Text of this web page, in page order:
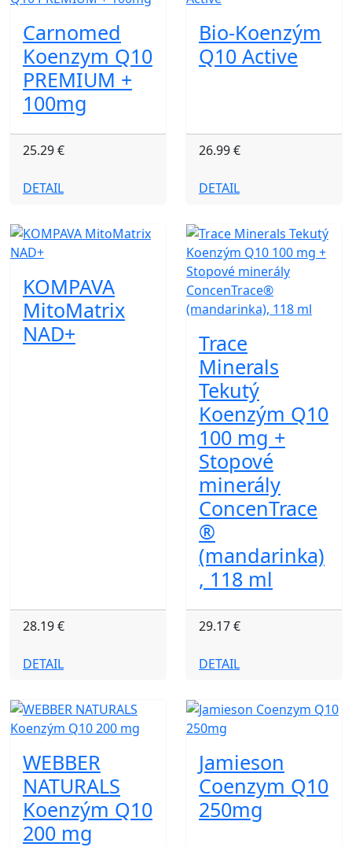
Carnomed
Koenzym Q10
PREMIUM +
100mg
25.29 €
DETAIL
Bio-Koenzým
Q10 Active
26.99 €
DETAIL
KOMPAVA
MitoMatrix
NAD+
28.19 €
DETAIL
Trace
Minerals
Tekutý
Koenzým Q10
100 mg +
Stopové
minerály
ConcenTrace
®
(mandarinka)
, 118 ml
29.17 €
DETAIL
WEBBER
NATURALS
Koenzým Q10
200 mg
Jamieson
Coenzym Q10
250mg